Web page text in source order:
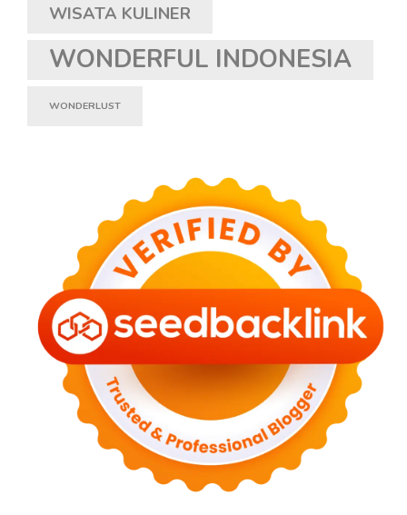
WISATA KULINER
WONDERFUL INDONESIA
WONDERLUST